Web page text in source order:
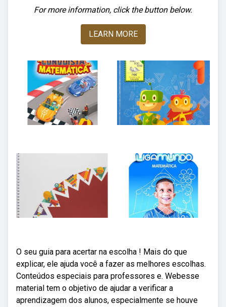
For more information, click the button below.
LEARN MORE
O seu guia para acertar na escolha ! Mais do que
explicar, ele ajuda você a fazer as melhores escolhas.
Conteúdos especiais para professores e. Webesse
material tem o objetivo de ajudar a verificar a
aprendizagem dos alunos, especialmente se houve